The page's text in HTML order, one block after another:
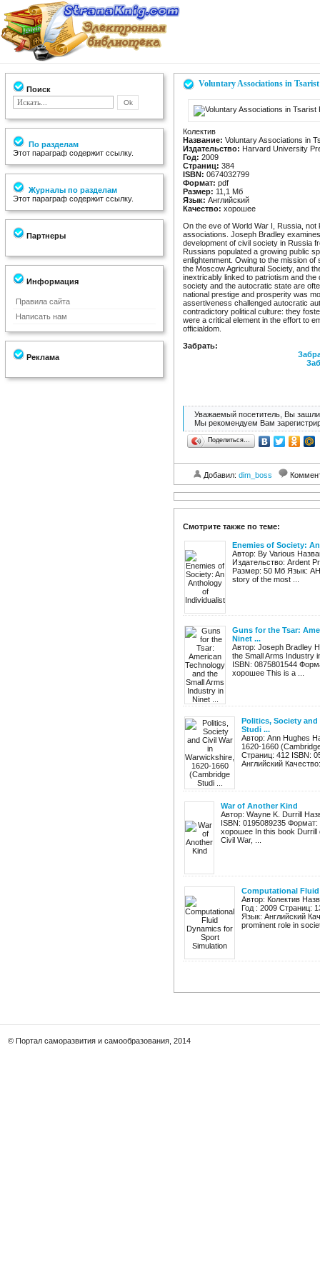
Поиск
По разделам
Этот параграф содержит ссылку.
Журналы по разделам
Этот параграф содержит ссылку.
Партнеры
Информация
Правила сайта
Написать нам
Реклама
Voluntary Associations in
Колектив
Название: Voluntary Associations in
Издательство: Harvard University
Год: 2009
Страниц: 384
ISBN: 0674032799
Формат: pdf
Размер: 11,1 Мб
Язык: Английский
Качество: хорошее
On the eve of World War I, Russia,
associations. Joseph Bradley
development of civil society in Russia
Russians populated a growing public
enlightenment. Owing to the mission
the Moscow Agricultural Society, and
inextricably linked to patriotism and
society and the autocratic state are
national prestige and prosperity was
assertiveness challenged autocratic
contradictory political culture: they
were a critical element in the effort to
officialdom.
Забрать:
Уважаемый посетитель, Вы зашли
Мы рекомендуем Вам
Поделиться…
Добавил: dim_boss
Смотрите также по теме:
Enemies of Society:
Автор: By Various
Издательство: Ardent
Размер: 50 Мб Язык:
story of the most ...
Guns for the Tsar:
Ninet ...
Автор: Joseph Bradley
the Small Arms Industry
ISBN: 0875801544
хорошее This is a ...
Politics, Society and
Studi ...
Автор: Ann Hughes
1620-1660
Страниц: 412 ISBN:
Английский
War of Another Kind
Автор: Wayne K. Durrill
ISBN: 0195089235
хорошее In this book Durrill
Civil War, ...
Computational
Автор: Колектив
Год : 2009 Страниц:
Язык: Английский
prominent role in
© Портал саморазвития и самообразования, 2014